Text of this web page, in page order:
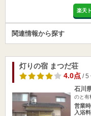
楽天
関連情報から探す
灯りの宿 まつだ荘
4.0点/ 5
石川
のと
営業
入浴